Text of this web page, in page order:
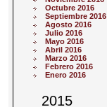
Octubre 2016
Septiembre 2016
Agosto 2016
Julio 2016
Mayo 2016
Abril 2016
Marzo 2016
Febrero 2016
Enero 2016
2015